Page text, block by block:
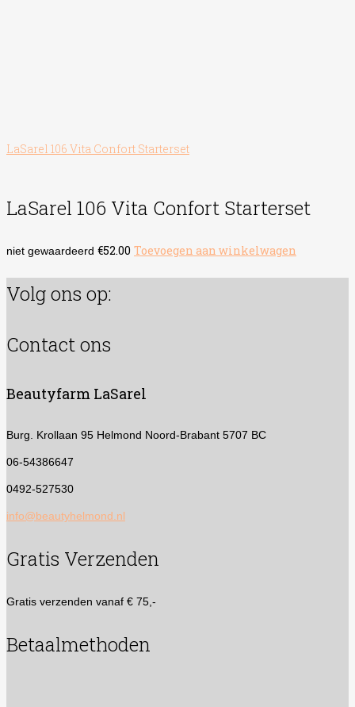
LaSarel 106 Vita Confort Starterset
LaSarel 106 Vita Confort Starterset
niet gewaardeerd €52.00 Toevoegen aan winkelwagen
Volg ons op:
Contact ons
Beautyfarm LaSarel
Burg. Krollaan 95 Helmond Noord-Brabant 5707 BC
06-54386647
0492-527530
info@beautyhelmond.nl
Gratis Verzenden
Gratis verzenden vanaf € 75,-
Betaalmethoden